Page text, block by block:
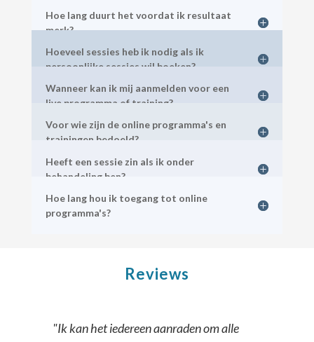
Hoe lang duurt het voordat ik resultaat
merk?
Hoeveel sessies heb ik nodig als ik
persoonlijke sessies wil boeken?
Wanneer kan ik mij aanmelden voor een
live programma of training?
Voor wie zijn de online programma's en
trainingen bedoeld?
Heeft een sessie zin als ik onder
behandeling ben?
Hoe lang hou ik toegang tot online
programma's?
Reviews
"Ik kan het iedereen aanraden om alle